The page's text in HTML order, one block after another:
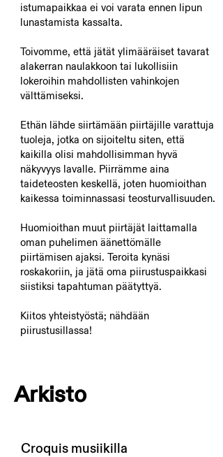
istumapaikkaa ei voi varata ennen lipun
lunastamista kassalta.
Toivomme, että jätät ylimääräiset tavarat
alakerran naulakkoon tai lukollisiin
lokeroihin mahdollisten vahinkojen
välttämiseksi.
Ethän lähde siirtämään piirtäjille varattuja
tuoleja, jotka on sijoiteltu siten, että
kaikilla olisi mahdollisimman hyvä
näkyvyys lavalle. Piirrämme aina
taideteosten keskellä, joten huomioithan
kaikessa toiminnassasi teosturvallisuuden.
Huomioithan muut piirtäjät laittamalla
oman puhelimen äänettömälle
piirtämisen ajaksi. Teroita kynäsi
roskakoriin, ja jätä oma piirustuspaikkasi
siistiksi tapahtuman päätyttyä.
Kiitos yhteistyöstä; nähdään
piirustusillassa!
Arkisto
Croquis musiikilla